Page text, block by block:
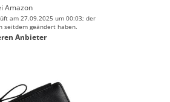
Amazon
am 27.09.2025 um 00:03; der
seitdem geändert haben.
Anbieter